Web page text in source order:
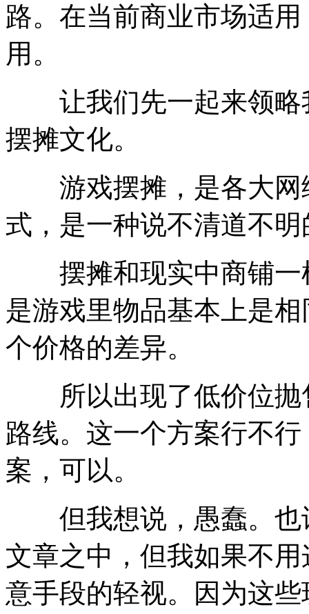
路。在当前商业市场适
用。
让我们先一起来领略
摆摊文化。
游戏摆摊，是各大网
式，是一种说不清道不
摆摊和现实中商铺一
是游戏里物品基本上是
个价格的差异。
所以出现了低价位抛
路线。这一个方案行不
案，可以。
但我想说，愚蠢。也
文章之中，但我如果不
意手段的轻视。因为这